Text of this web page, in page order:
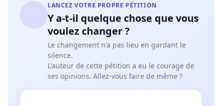
Si le gouvernement de la Saskatchewan veut que :
tous les enfants puissent avoir les mêmes chances
de réussite à l’école;
améliorer la vie des élèves, des familles et des
communautés; et
les jeunes puissent bâtir un avenir prometteur, ici
même, en Saskatchewan.
LANCEZ VOTRE PROPRE PÉTITION
Y a-t-il quelque chose que vous
voulez changer ?
Le changement n'a pas lieu en gardant le
silence.
L'auteur de cette pétition a eu le courage de
ses opinions. Allez-vous faire de même ?